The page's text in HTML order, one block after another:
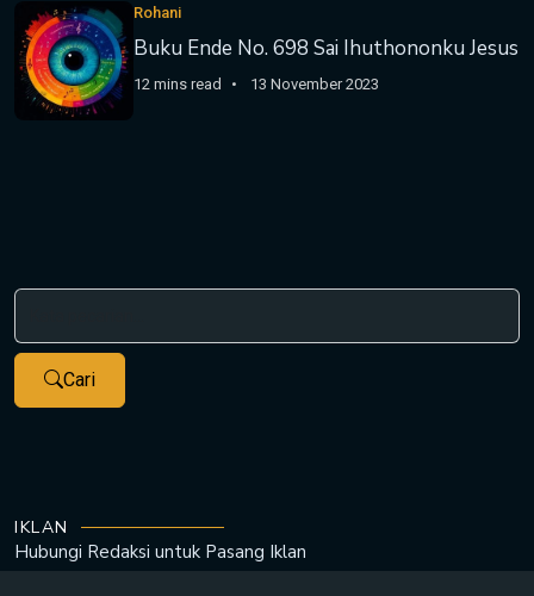
Rohani
Buku Ende No. 698 Sai Ihuthononku Jesus
12 mins read 13 November 2023
Cari
IKLAN
Hubungi Redaksi untuk Pasang Iklan